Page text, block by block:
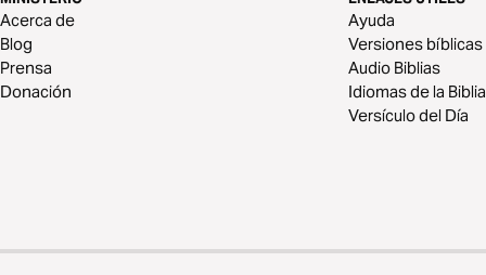
Acerca de
Blog
Prensa
Donación
Ayuda
Versiones bíblicas
Audio Biblias
Idiomas de la Biblia
Versículo del Día